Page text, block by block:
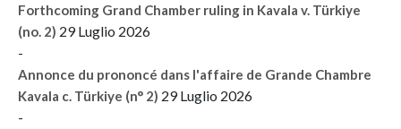
Forthcoming Grand Chamber ruling in Kavala v. Türkiye
(no. 2) 29 Luglio 2026
-
Annonce du prononcé dans l'affaire de Grande Chambre
Kavala c. Türkiye (n° 2) 29 Luglio 2026
-